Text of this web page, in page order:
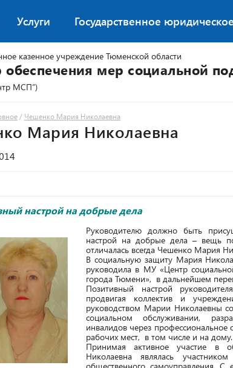
Услуги Государственное
казенное учреждение Тюменской области
обеспечения мер социальной
МСП”)
/ Чешенко Мария Николаевна
Мария Николаевна
настрой на добрые дела
Руководителю должно быть
настрой на добрые дела – вещь
отличалась всегда Чешенко Мария
В социальную защиту Мария
руководила в МУ «Центр
города Тюмени», в дальнейшем
Позитивный настрой
продвигая коллектив и
руководством Марии Николаевны
социальном обслуживании,
инвалидов через
рабочих мест, в том числе и на дому.
Принимая активное участие в
Николаевна являлась участником